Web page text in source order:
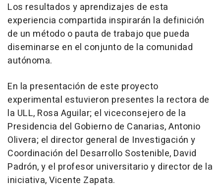
Los resultados y aprendizajes de esta
experiencia compartida inspirarán la definición
de un método o pauta de trabajo que pueda
diseminarse en el conjunto de la comunidad
autónoma.
En la presentación de este proyecto
experimental estuvieron presentes la rectora de
la ULL, Rosa Aguilar; el viceconsejero de la
Presidencia del Gobierno de Canarias, Antonio
Olivera; el director general de Investigación y
Coordinación del Desarrollo Sostenible, David
Padrón, y el profesor universitario y director de la
iniciativa, Vicente Zapata.